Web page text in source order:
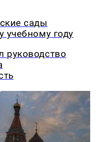
сады
учебному году
руководство